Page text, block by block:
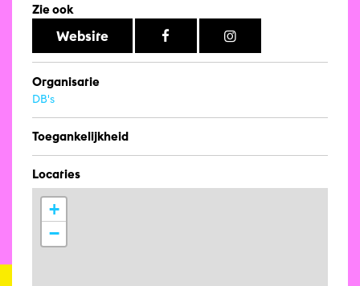
Zie ook
Website
Organisatie
DB's
Toegankelijkheid
Locaties
+
−